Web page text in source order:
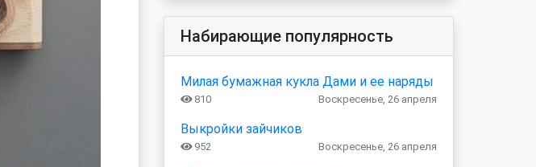
Набирающие популярность
Милая бумажная кукла Дами и ее наряды
810 Воскресенье, 26 апреля
Выкройки зайчиков
952 Воскресенье, 26 апреля